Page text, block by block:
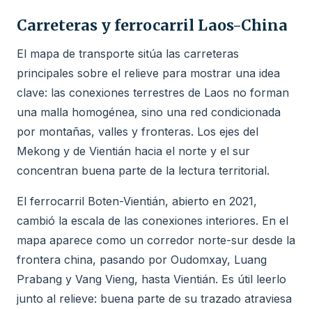
Carreteras y ferrocarril Laos-China
El mapa de transporte sitúa las carreteras
principales sobre el relieve para mostrar una idea
clave: las conexiones terrestres de Laos no forman
una malla homogénea, sino una red condicionada
por montañas, valles y fronteras. Los ejes del
Mekong y de Vientián hacia el norte y el sur
concentran buena parte de la lectura territorial.
El ferrocarril Boten-Vientián, abierto en 2021,
cambió la escala de las conexiones interiores. En el
mapa aparece como un corredor norte-sur desde la
frontera china, pasando por Oudomxay, Luang
Prabang y Vang Vieng, hasta Vientián. Es útil leerlo
junto al relieve: buena parte de su trazado atraviesa